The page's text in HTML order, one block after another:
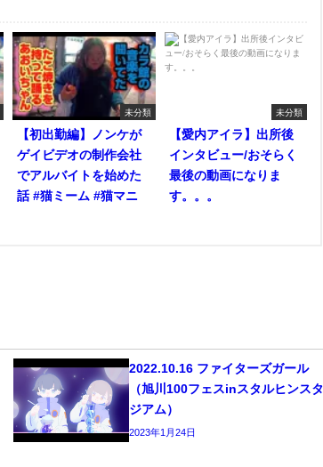
未分類
【初出勤編】ノンケが
ゲイビデオの制作会社
でアルバイトを始めた
話 #猫ミーム #猫マニ
未分類
【愛内アイラ】出所後
インタビュー/おそらく
最後の動画になりま
す。。。
2022.10.16 ファイターズガール
（旭川100フェスinスタルヒンスタ
ジアム）
2023年1月24日